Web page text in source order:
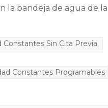
la bandeja de agua de la
Sin Cita Previa
Constantes Programables